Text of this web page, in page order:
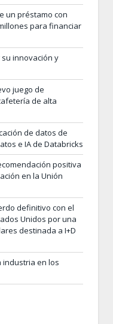
un préstamo con
para financiar
innovación y
juego de
de alta
de datos de
e IA de Databricks
positiva
en la Unión
definitivo con el
Unidos por una
destinada a I+D
industria en los